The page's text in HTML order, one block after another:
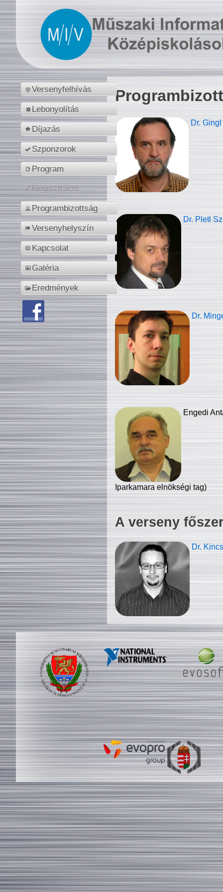
Versenyfelhívás
Lebonyolítás
Díjazás
Szponzorok
Program
Regisztráció
Programbizottság
Versenyhelyszín
Kapcsolat
Galéria
Eredmények
Dr.
Dr. Pletl
Dr.
Engedi
Iparkamara elnökségi tag)
A verseny
Dr.